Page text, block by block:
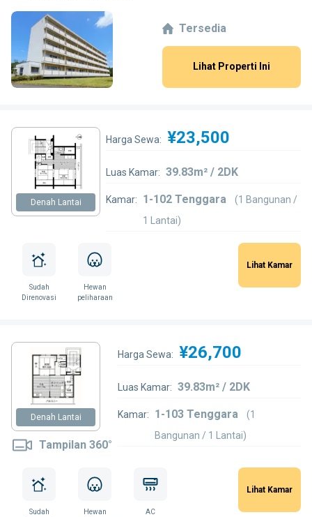
Tersedia
Lihat Properti Ini
Denah Lantai
Harga Sewa: ¥23,500
Luas Kamar: 39.83m² / 2DK
Kamar: 1-102 Tenggara
(1 Bangunan /
1 Lantai)
Sudah
Direnovasi
Hewan
peliharaan
Lihat Kamar
Denah Lantai
Tampilan 360°
Harga Sewa: ¥26,700
Luas Kamar: 39.83m² / 2DK
Kamar: 1-103 Tenggara
(1
Bangunan / 1 Lantai)
Sudah
Hewan
AC
Lihat Kamar